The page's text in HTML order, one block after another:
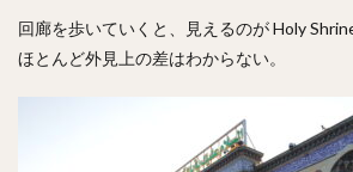
回廊を歩いていくと、見えるのが Holy
ほとんど外見上の差はわからない。